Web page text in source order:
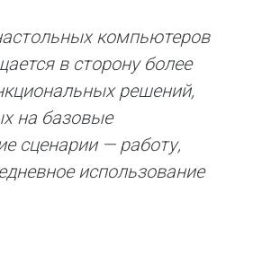
компьютеров
в сторону более
решений,
на базовые
сценарии — работу,
использование